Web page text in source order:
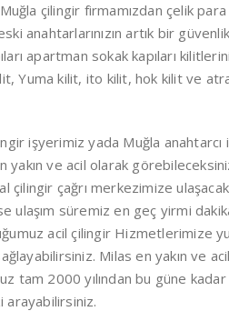
çilingir firmamızdan çelik para
anahtarlarınızın artık bir
apartman sokak kapıları
Yuma kilit, ito kilit, hok kilit ve
işyerimiz yada Muğla
yakın ve acil olarak
çilingir çağrı merkezimize
ulaşım süremiz en geç yirmi
acil çilingir Hizmetlerimize
Milas en yakın ve
tam 2000 yılından bu güne
arayabilirsiniz.